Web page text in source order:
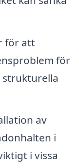
för att
för
av
i
i vissa